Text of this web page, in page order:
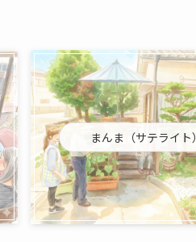
まんま（サテライト）